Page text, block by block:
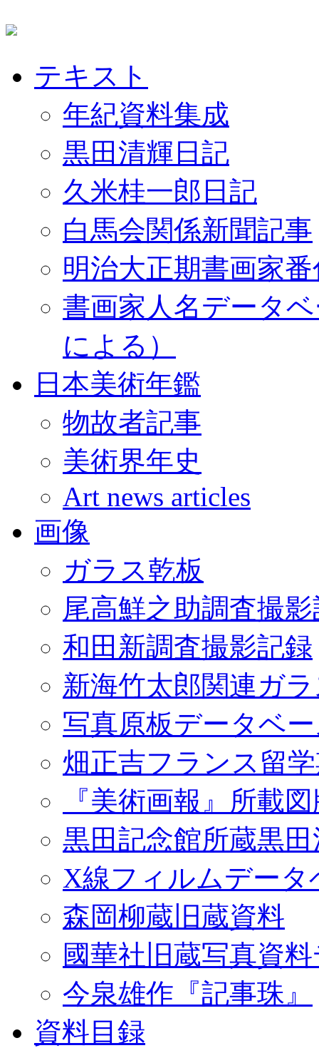
テキスト
年紀資料集成
黒田清輝日記
久米桂一郎日記
白馬会関係新聞記事
明治大正期書画家
書画家人名データ
による）
日本美術年鑑
物故者記事
美術界年史
Art news articles
画像
ガラス乾板
尾高鮮之助調査撮
和田新調査撮影記録
新海竹太郎関連ガ
写真原板データベ
畑正吉フランス留
『美術画報』所載
黒田記念館所蔵黒
X線フィルムデータ
森岡柳蔵旧蔵資料
國華社旧蔵写真資
今泉雄作『記事珠』
資料目録